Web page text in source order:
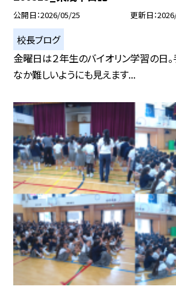
公開日 2026/05/25 更新日
校長ブログ
金曜日は２年生のバイオリン学習の日
なか難しいようにも見えます...